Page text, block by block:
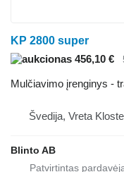
KP 2800 super
456,10 €
Mulčiavimo įrenginys -
Švedija, Vreta
Blinto AB